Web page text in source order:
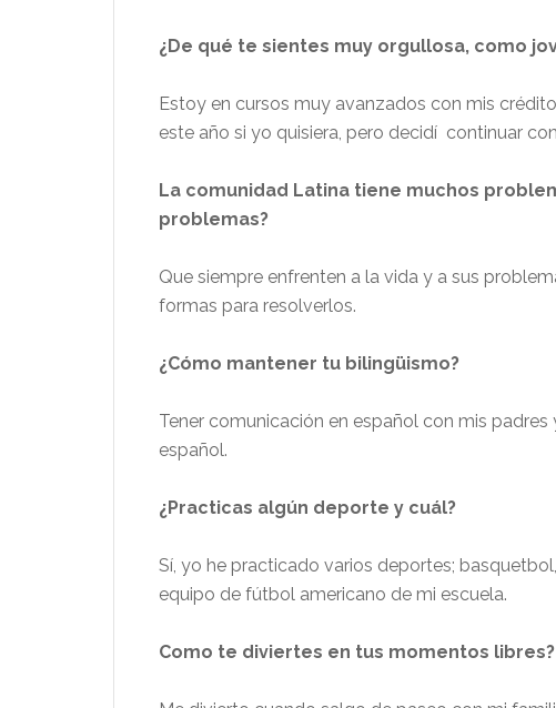
¿De qué te sientes muy orgullosa, como
Estoy en cursos muy avanzados con mis
este año si yo quisiera, pero decidí continuar
La comunidad Latina tiene muchos
problemas?
Que siempre enfrenten a la vida y a sus
formas para resolverlos.
¿Cómo mantener tu bilingüismo?
Tener comunicación en español con mis
español.
¿Practicas algún deporte y cuál?
Sí, yo he practicado varios deportes;
equipo de fútbol americano de mi escuela.
Como te diviertes en tus momentos libres?